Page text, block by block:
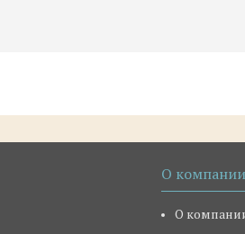
О компании
О